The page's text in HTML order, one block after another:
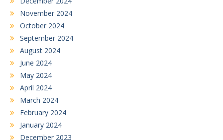
November 2024
October 2024
September 2024
August 2024
June 2024
May 2024
April 2024
March 2024
February 2024
January 2024
December 2023